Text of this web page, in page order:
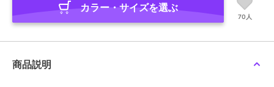
カラー・サイズを選ぶ
70人
商品説明